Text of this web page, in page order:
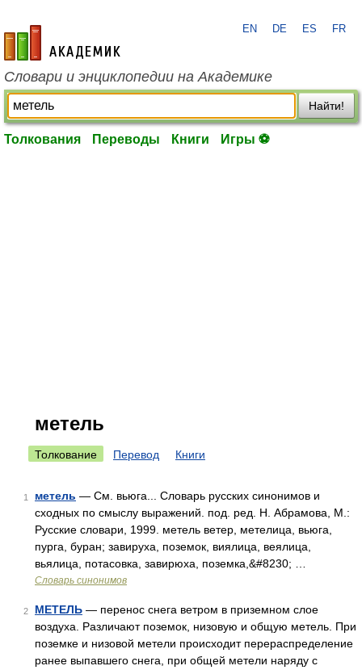
academic.ru
EN DE ES FR
Словари и энциклопедии на Академике
Найти!
Толкования Переводы Книги Игры ⚽
метель
Толкование Перевод Книги
1 метель — См. вьюга... Словарь русских синонимов и
сходных по смыслу выражений. под. ред. Н. Абрамова, М.:
Русские словари, 1999. метель ветер, метелица, вьюга,
пурга, буран; завируха, поземок, виялица, веялица,
вьялица, потасовка, завирюха, поземка,&#8230; …
Словарь синонимов
2 МЕТЕЛЬ — перенос снега ветром в приземном слое
воздуха. Различают поземок, низовую и общую метель. При
поземке и низовой метели происходит перераспределение
ранее выпавшего снега, при общей метели наряду с